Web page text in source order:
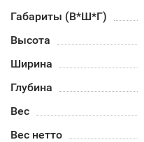
Габариты (В*Ш*Г)
Высота
Ширина
Глубина
Вес
Вес нетто